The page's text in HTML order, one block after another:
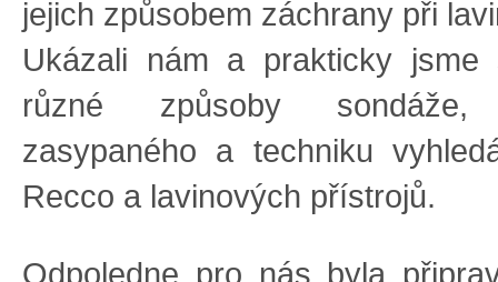
jejich způsobem záchrany při
Ukázali nám a prakticky jsme
různé způsoby sondáže,
zasypaného a techniku
Recco a lavinových přístrojů.
Odpoledne pro nás byla